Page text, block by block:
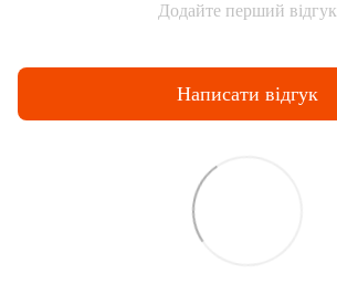
Додайте перший відгук
Написати відгук